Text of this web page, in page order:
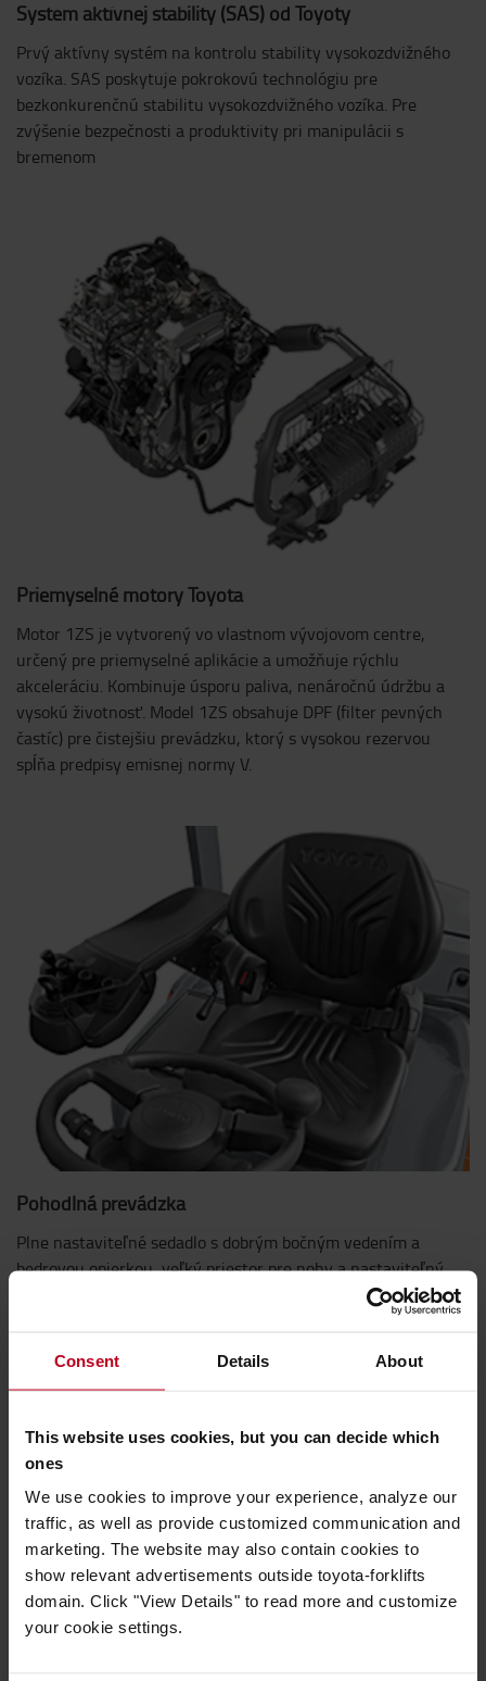
Consent Details About
This website uses cookies, but you can decide which
ones
We use cookies to improve your experience, analyze our
traffic, as well as provide customized communication and
marketing. The website may also contain cookies to
show relevant advertisements outside toyota-forklifts
domain. Click "View Details" to read more and customize
your cookie settings.
System aktívnej stability (SAS) od Toyoty
Prvý aktívny systém na kontrolu stability vysokozdvižného
vozíka. SAS poskytuje pokrokovú technológiu pre
bezkonkurenčnú stabilitu vysokozdvižného vozíka. Pre
zvýšenie bezpečnosti a produktivity pri manipulácii s
bremenom
Priemyselné motory Toyota
Motor 1ZS je vytvorený vo vlastnom vývojovom centre,
určený pre priemyselné aplikácie a umožňuje rýchlu
akceleráciu. Kombinuje úsporu paliva, nenáročnú údržbu a
vysokú životnosť. Model 1ZS obsahuje DPF (filter pevných
častíc) pre čistejšiu prevádzku, ktorý s vysokou rezervou
spĺňa predpisy emisnej normy V.
Pohodlná prevádzka
Plne nastaviteľné sedadlo s dobrým bočným vedením a
bedrovou opierkou, veľký priestor pre nohy a nastaviteľný
stĺpik riadenia, poskytne každému vodičovi ergonomické